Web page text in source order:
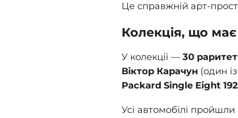
Це справжній арт-
Колекція, що
У колекції — 30
Віктор Карачун (один
Packard Single Eight
Усі автомобілі пройшли